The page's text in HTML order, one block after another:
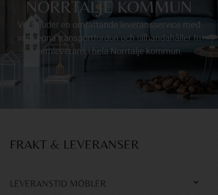
NORRTÄLJE KOMMUN
Vi erbjuder en omfattande leveransservice med
våra egna transportfordon och tillhandahåller fri
hemleverans i hela Norrtälje kommun.
FRAKT & LEVERANSER
LEVERANSTID MÖBLER